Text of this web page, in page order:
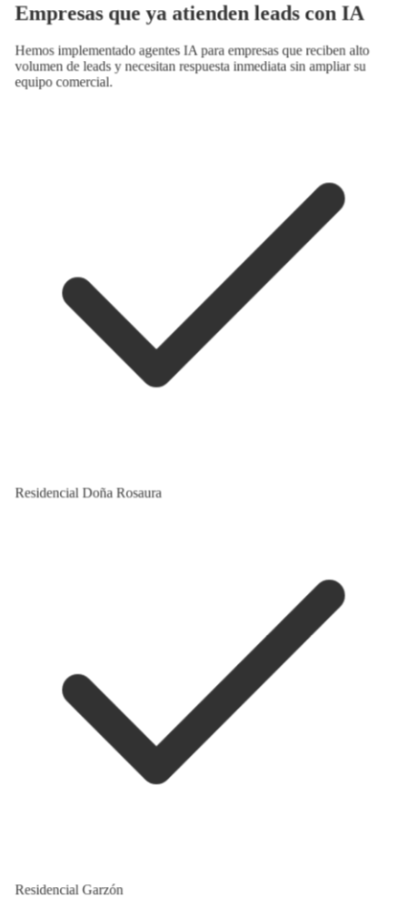
Empresas que ya atienden leads con IA
Hemos implementado agentes IA para empresas que reciben alto
volumen de leads y necesitan respuesta inmediata sin ampliar su
equipo comercial.
Residencial Doña Rosaura
Residencial Garzón